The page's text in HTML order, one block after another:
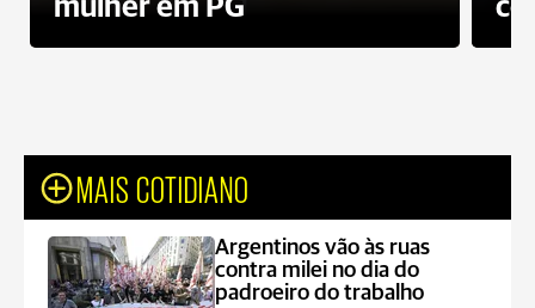
mulher em PG
MAIS COTIDIANO
Argentinos vão às ruas
contra milei no dia do
padroeiro do trabalho